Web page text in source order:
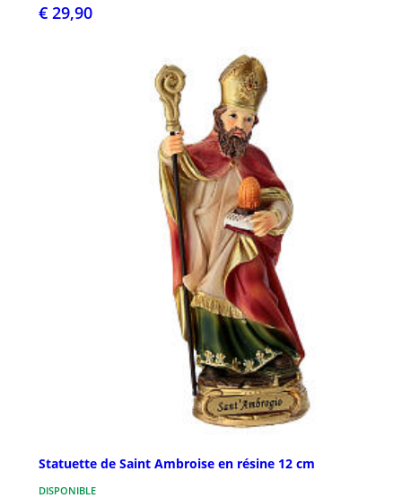
€ 29,90
Statuette de Saint Ambroise en résine 12 cm
DISPONIBLE